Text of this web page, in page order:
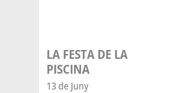
LA FESTA DE LA
PISCINA
13 de Juny